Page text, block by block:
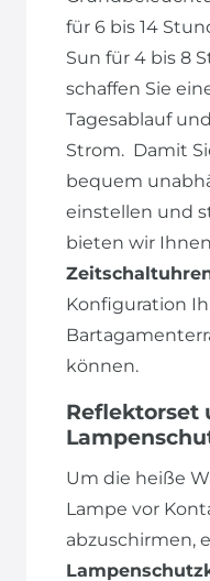
für 6 bis 14
Sun für 4 bis 8
schaffen Sie
Tagesablauf
Strom. Damit
bequem
einstellen und
bieten wir Ihnen
Konfiguration
können.
Reflektorset
Um die heiße
Lampe vor
abzuschirmen,